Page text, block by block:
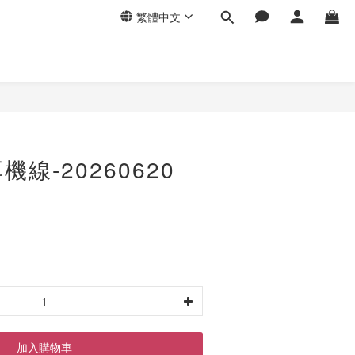
繁體中文
線-20260620
加入購物車